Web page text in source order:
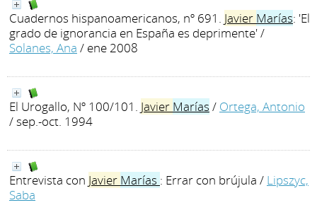
Cuadernos hispanoamericanos, nº 691. Javier Marías: 'El
grado de ignorancia en España es deprimente'/
Solanes, Ana / ene 2008
El Urogallo, Nº 100/101. Javier Marías / Ortega, Antonio
/ sep.-oct. 1994
Entrevista con Javier Marías : Errar con brújula / Lipszyc,
Saba